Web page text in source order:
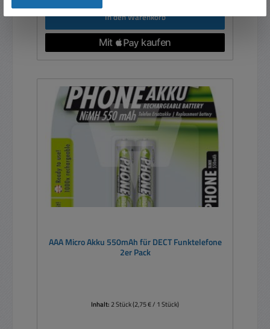
In den Warenkorb
AAA Micro Akku 550mAh für DECT Funktelefone
2er Pack
Inhalt:2 Stück(2,75 € / 1 Stück)